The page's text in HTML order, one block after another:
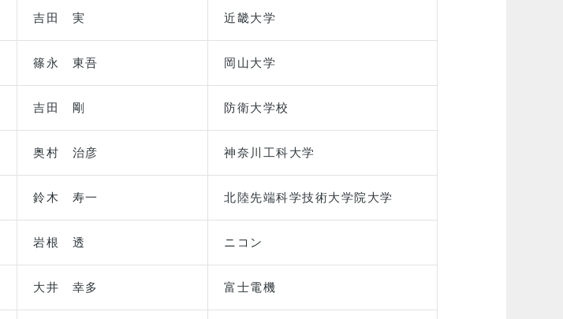
吉田 実 近畿大学
篠永 東吾 岡山大学
吉田 剛 防衛大学校
奥村 治彦 神奈川工科大学
鈴木 寿一 北陸先端科学技術大学院大学
岩根 透 ニコン
大井 幸多 富士電機